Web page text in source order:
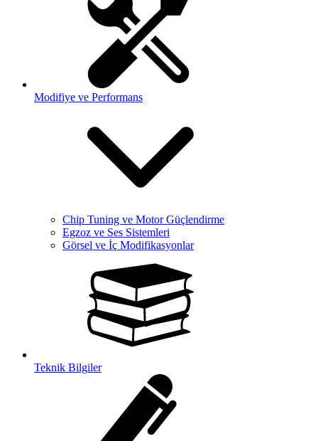
Modifiye ve Performans
Chip Tuning ve Motor Güçlendirme
Egzoz ve Ses Sistemleri
Görsel ve İç Modifikasyonlar
Teknik Bilgiler